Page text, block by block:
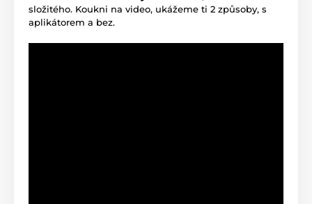
složitého. Koukni na video, ukážeme ti 2 způsoby, s
aplikátorem a bez.